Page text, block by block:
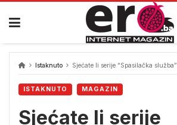
Skip
content
Istaknuto Sjećate li serije “Spasilačka služba”
ISTAKNUTO MAGAZIN
Sjećate li serije